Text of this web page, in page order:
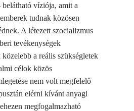
víziója, amit a
tudnak közösen
A létezett szocializmus
tevékenységek
a reális szükségletek
célok közös
nem volt megfelelő
elérni kívánt anyagi
megfogalmazható